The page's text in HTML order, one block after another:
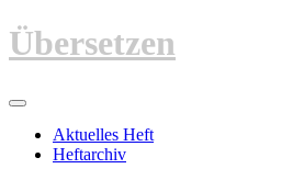
Zum
Inhalt
Übersetzen
Aktuelles Heft
Heftarchiv